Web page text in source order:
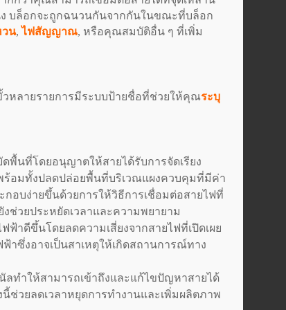
บล็อกจะถูกฉนวนกันจากกันในขณะที่บล็อก
วน,ไฟสัญญาณ, หรือคุณสมบัติอื่น ๆ ที่เพิ่ม
หลายรายการมีระบบป้ายชื่อที่ช่วยให้คุณระบุ
พื้นที่โดยอนุญาตให้สายได้รับการจัดเรียง
พร้อมทั้งปลดปล่อยพื้นที่บริเวณแผงควบคุมที่มีค่า
อบง่ายขึ้นด้วยการให้วิธีการเชื่อมต่อสายไฟที่
ช่วยประหยัดเวลาและความพยายาม
าดีขึ้นโดยลดความเสี่ยงจากสายไฟที่เปิดเผย
าซึ่งอาจเป็นสาเหตุให้เกิดสถานการณ์ทาง
ลทำให้สามารถเข้าถึงและแก้ไขปัญหาสายได้
ช่วยลดเวลาหยุดการทำงานและเพิ่มผลิตภาพ